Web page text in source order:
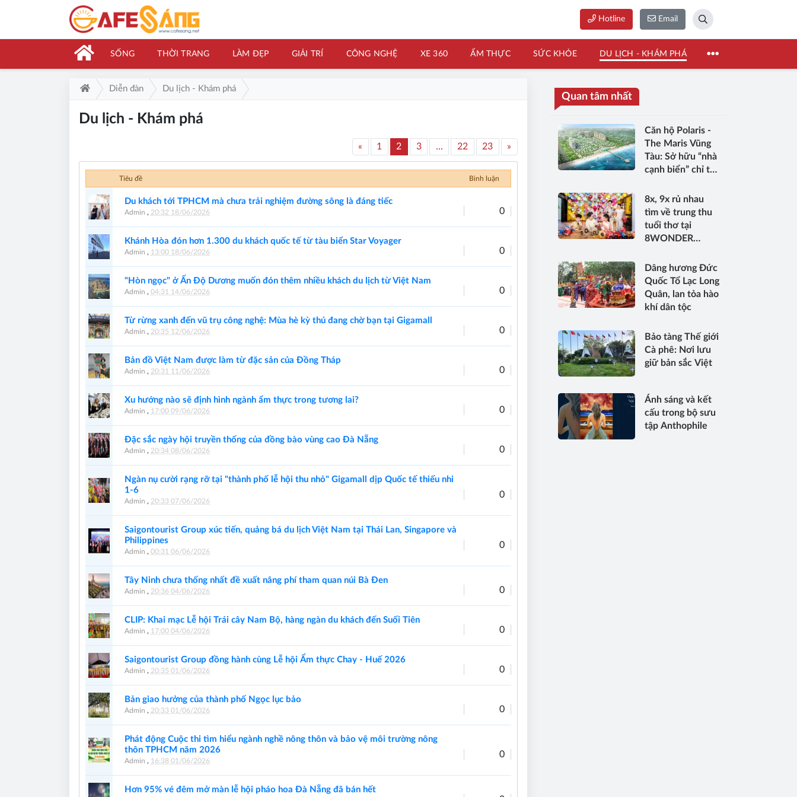
Hotline Email
SỐNG THỜI TRANG LÀM ĐẸP GIẢI TRÍ CÔNG NGHỆ XE 360 ẨM THỰC SỨC KHỎE DU LỊCH - KHÁM PHÁ
Diễn đàn Du lịch - Khám phá
Du lịch - Khám phá
« 1 2 3 ... 22 23 »
Tiêu đề Bình luận
Du khách tới TPHCM mà chưa trải nghiệm đường sông là đáng tiếc
Admin , 20:32 18/06/2026 0
Khánh Hòa đón hơn 1.300 du khách quốc tế từ tàu biển Star Voyager
Admin , 13:00 18/06/2026 0
"Hòn ngọc" ở Ấn Độ Dương muốn đón thêm nhiều khách du lịch từ Việt Nam
Admin , 04:31 14/06/2026 0
Từ rừng xanh đến vũ trụ công nghệ: Mùa hè kỳ thú đang chờ bạn tại Gigamall
Admin , 20:35 12/06/2026 0
Bản đồ Việt Nam được làm từ đặc sản của Đồng Tháp
Admin , 20:31 11/06/2026 0
Xu hướng nào sẽ định hình ngành ẩm thực trong tương lai?
Admin , 17:00 09/06/2026 0
Đặc sắc ngày hội truyền thống của đồng bào vùng cao Đà Nẵng
Admin , 20:34 08/06/2026 0
Ngàn nụ cười rạng rỡ tại "thành phố lễ hội thu nhỏ" Gigamall dịp Quốc tế thiếu nhi
1-6
Admin , 20:33 07/06/2026
0
Saigontourist Group xúc tiến, quảng bá du lịch Việt Nam tại Thái Lan, Singapore và
Philippines
Admin , 00:31 06/06/2026
0
Tây Ninh chưa thống nhất đề xuất nâng phí tham quan núi Bà Đen
Admin , 20:36 04/06/2026 0
CLIP: Khai mạc Lễ hội Trái cây Nam Bộ, hàng ngàn du khách đến Suối Tiên
Admin , 17:00 04/06/2026 0
Saigontourist Group đồng hành cùng Lễ hội Ẩm thực Chay - Huế 2026
Admin , 20:35 01/06/2026 0
Bản giao hưởng của thành phố Ngọc lục bảo
Admin , 20:33 01/06/2026 0
Phát động Cuộc thi tìm hiểu ngành nghề nông thôn và bảo vệ môi trường nông
thôn TPHCM năm 2026
Admin , 16:38 01/06/2026
0
Hơn 95% vé đêm mở màn lễ hội pháo hoa Đà Nẵng đã bán hết
Quan tâm nhất
Căn hộ Polaris -
The Maris Vũng
Tàu: Sở hữu “nhà
cạnh biển” chỉ từ
8x, 9x rủ nhau
tìm về trung thu
tuổi thơ tại
8WONDER
Dâng hương Đức
Quốc Tổ Lạc Long
Quân, lan tỏa hào
khí dân tộc
Bảo tàng Thế giới
Cà phê: Nơi lưu
giữ bản sắc Việt
Ánh sáng và kết
cấu trong bộ sưu
tập Anthophile